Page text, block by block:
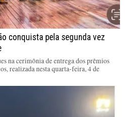
conquista pela segunda vez
na cerimônia de entrega dos prêmios
realizada nesta quarta-feira, 4 de